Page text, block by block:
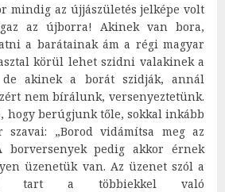
mindig az újjászületés jelképe volt
az újborra! Akinek van bora,
a barátainak ám a régi magyar
körül lehet szidni valakinek a
akinek a borát szidják, annál
nem bírálunk, versenyeztetünk.
hogy berúgjunk tőle, sokkal inkább
„Borod vidámítsa meg az
borversenyek pedig akkor érnek
üzenetük van. Az üzenet szól a
tart a többiekkel való